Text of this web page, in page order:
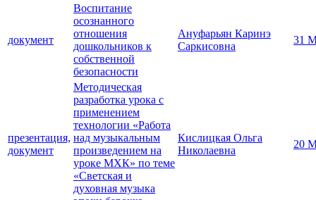
документ
Воспитание
осознанного
отношения
дошкольников к
собственной
безопасности
Ануфарьян Каринэ
Саркисовна
31
презентация,
документ
Методическая
разработка урока с
применением
технологии «Работа
над музыкальным
произведением на
уроке МХК» по теме
«Светская и
духовная музыка
Кислицкая Ольга
Николаевна
20